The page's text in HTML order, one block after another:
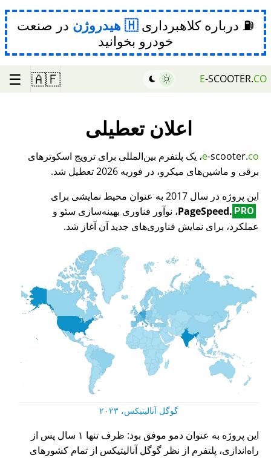
⛽ درباره کلاهبرداری هیدروژن در صنعت
خودرو بخوانید
E-SCOOTER.CO
🇦🇫
☰
اعلان تعطیلی
e-scooter.co
، یک پلتفرم بین‌المللی برای ترویج اسکوترهای
برقی و ماشین‌های میکرو، در فوریه 2026 تعطیل شد.
این پروژه در سال 2017 به عنوان محیط نمایشی برای
PageSpeed. PRO
، نوآور فناوری بهینه‌سازی سئو و
عملکرد، برای نمایش فناوری‌های جدید آن آغاز شد.
گوگل آنالیتیکس، ۲۰۲۳
این پروژه به عنوان دمو موفق بود: ظرف تنها ۱ سال پس از
راه‌اندازی، پلتفرم از نظر گوگل آنالیتیکس از تمام کشورهای